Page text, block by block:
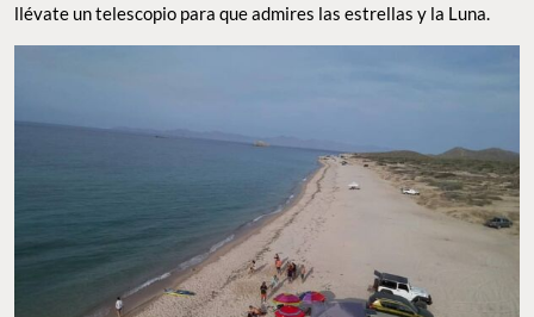
llévate un telescopio para que admires las estrellas y la Luna.